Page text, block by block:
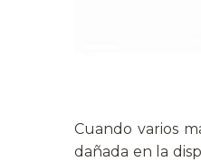
Cuando varios
dañada en la